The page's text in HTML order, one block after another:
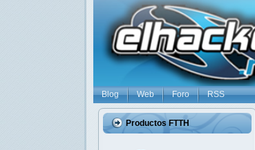
Blog Web Foro RSS
Productos FTTH